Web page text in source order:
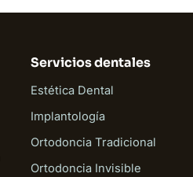
Servicios dentales
Estética Dental
Implantología
Ortodoncia Tradicional
Ortodoncia Invisible